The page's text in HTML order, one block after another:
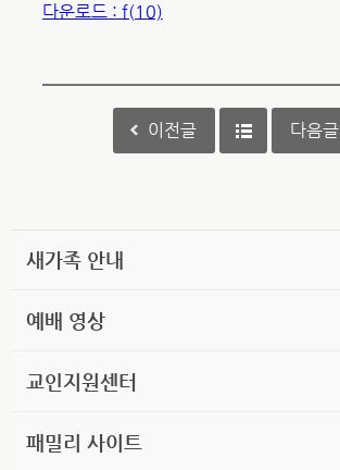
다운로드 : f(10)
이전글 다음글
새가족 안내
예배 영상
교인지원센터
패밀리 사이트